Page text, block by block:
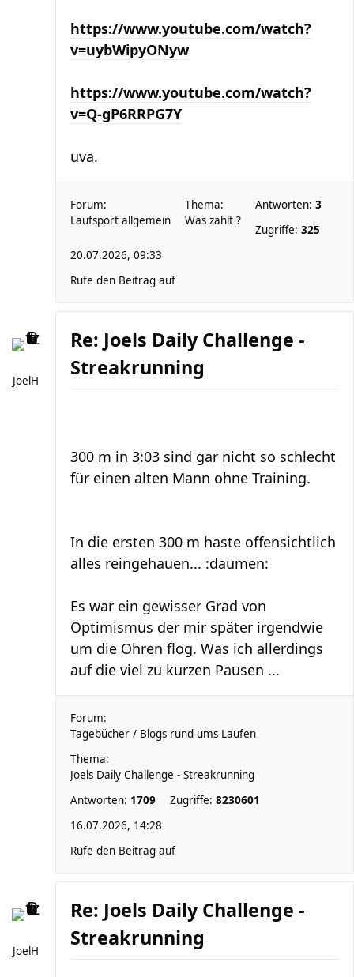
https://www.youtube.com/watch?
v=uybWipyONyw
https://www.youtube.com/watch?
v=Q-gP6RRPG7Y
uva.
Forum:
Laufsport allgemein
Thema:
Was zählt ?
Antworten: 3
Zugriffe: 325
20.07.2026, 09:33
Rufe den Beitrag auf
JoelH
Re: Joels Daily Challenge -
Streakrunning
300 m in 3:03 sind gar nicht so schlecht
für einen alten Mann ohne Training.
In die ersten 300 m haste offensichtlich
alles reingehauen... :daumen:
Es war ein gewisser Grad von
Optimismus der mir später irgendwie
um die Ohren flog. Was ich allerdings
auf die viel zu kurzen Pausen ...
Forum:
Tagebücher / Blogs rund ums Laufen
Thema:
Joels Daily Challenge - Streakrunning
Antworten: 1709 Zugriffe: 8230601
16.07.2026, 14:28
Rufe den Beitrag auf
JoelH
Re: Joels Daily Challenge -
Streakrunning